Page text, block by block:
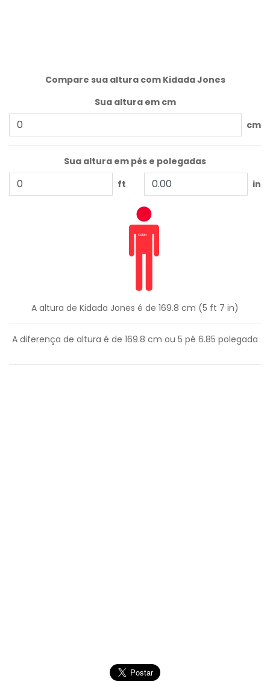
Compare sua altura com Kidada Jones
Sua altura em cm
cm
Sua altura em pés e polegadas
ft
in
A altura de Kidada Jones é de 169.8 cm (5 ft 7 in)
A diferença de altura é de 169.8 cm ou 5 pé 6.85 polegada